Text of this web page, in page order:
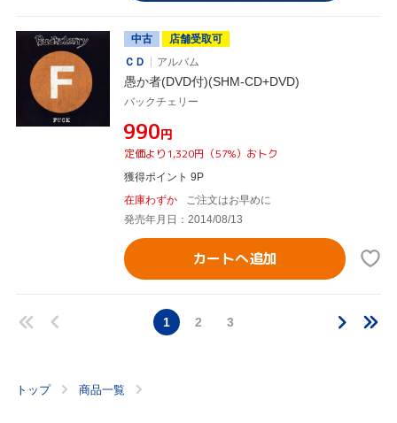
中古
店舗受取可
ＣＤ
アルバム
愚か者(DVD付)(SHM-CD+DVD)
バックチェリー
¥990円
定価より1,320円（57%）おトク
獲得ポイント 9P
在庫わずか
ご注文はお早めに
発売年月日：2014/08/13
カートへ追加
1 2 3
トップ 商品一覧